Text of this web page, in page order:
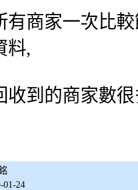
有商家一次比
料,
收到的商家數
01-24